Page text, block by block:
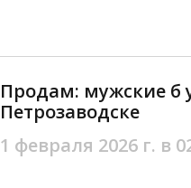
Продам: мужские б
Петрозаводске
1 февраля 2026 г. в